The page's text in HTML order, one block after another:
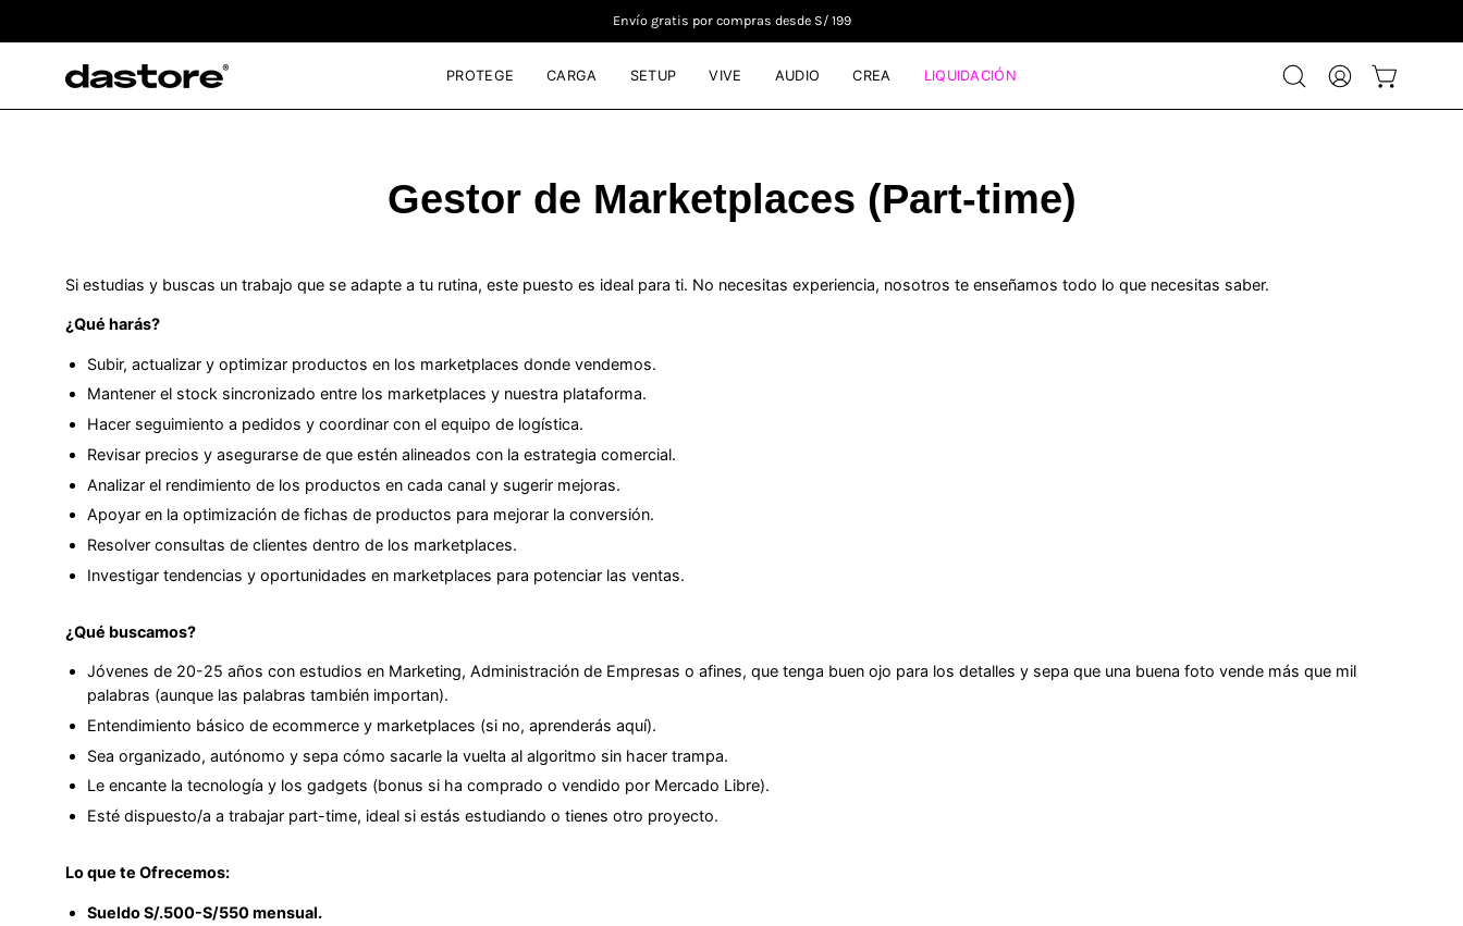
al
contenido
Envío gratis por compras desde S/ 199
PROTEGE CARGA SETUP VIVE AUDIO CREA LIQUIDACIÓN
Abrir
barra
MI
CUENTA
CARRO
Gestor de Marketplaces (Part-time)
Si estudias y buscas un trabajo que se adapte a tu rutina, este puesto es ideal para ti. No necesitas experiencia, nosotros te enseñamos todo lo que necesitas saber.
¿Qué harás?
Subir, actualizar y optimizar productos en los marketplaces donde vendemos.
Mantener el stock sincronizado entre los marketplaces y nuestra plataforma.
Hacer seguimiento a pedidos y coordinar con el equipo de logística.
Revisar precios y asegurarse de que estén alineados con la estrategia comercial.
Analizar el rendimiento de los productos en cada canal y sugerir mejoras.
Apoyar en la optimización de fichas de productos para mejorar la conversión.
Resolver consultas de clientes dentro de los marketplaces.
Investigar tendencias y oportunidades en marketplaces para potenciar las ventas.
¿Qué buscamos?
Jóvenes de 20-25 años con estudios en Marketing, Administración de Empresas o afines, que tenga buen ojo para los detalles y sepa que una buena foto vende más que mil
palabras (aunque las palabras también importan).
Entendimiento básico de ecommerce y marketplaces (si no, aprenderás aquí).
Sea organizado, autónomo y sepa cómo sacarle la vuelta al algoritmo sin hacer trampa.
Le encante la tecnología y los gadgets (bonus si ha comprado o vendido por Mercado Libre).
Esté dispuesto/a a trabajar part-time, ideal si estás estudiando o tienes otro proyecto.
Lo que te Ofrecemos:
Sueldo S/.500-S/550 mensual.